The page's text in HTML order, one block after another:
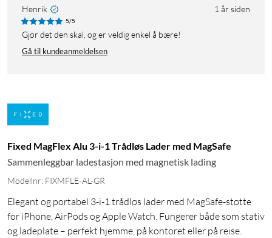
Henrik 1 år siden
5/5
Gjør det den skal, og er veldig enkel å bære!
Gå til kundeanmeldelsen
Fixed MagFlex Alu 3-i-1 Trådløs Lader med MagSafe
Sammenleggbar ladestasjon med magnetisk lading
Modellnr: FIXMFLE-AL-GR
Elegant og portabel 3-i-1 trådløs lader med MagSafe-støtte
for iPhone, AirPods og Apple Watch. Fungerer både som stativ
og ladeplate – perfekt hjemme, på kontoret eller på reise.